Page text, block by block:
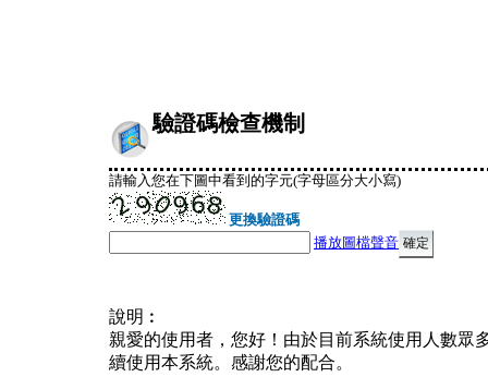
驗證碼檢查機制
請輸入您在下圖中看到的字元(字母區分大小寫)
更換驗證碼
播放圖檔聲音
說明︰
親愛的使用者，您好！由於目前系統使用人數眾
續使用本系統。感謝您的配合。